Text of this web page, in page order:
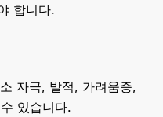
합니다.
자극, 발적, 가려움증,
있습니다.